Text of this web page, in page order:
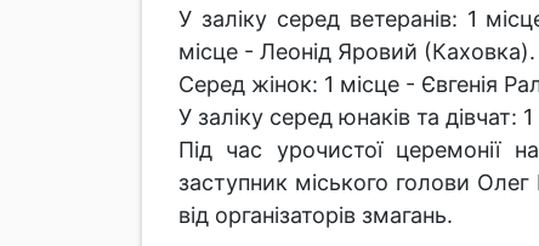
У заліку серед ветеранів: 1
місце - Леонід Яровий (Каховка).
Серед жінок: 1 місце - Євгенія
У заліку серед юнаків та
Під час урочистої церемонії
заступник міського голови
від організаторів змагань.